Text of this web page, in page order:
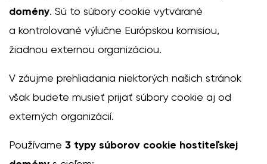
domény. Sú to súbory cookie vytvárané
a kontrolované výlučne Európskou komisiou,
žiadnou externou organizáciou.
V záujme prehliadania niektorých našich stránok
však budete musieť prijať súbory cookie aj od
externých organizácií.
Používame 3 typy súborov cookie hostiteľskej